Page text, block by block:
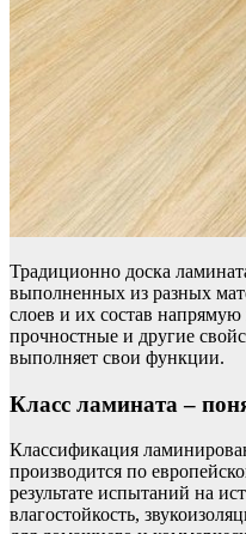
Традиционно доска
выполненных из разных
слоев и их состав
прочностные и другие
выполняет свои функции.
Класс ламината –
Классификация
производится по
результате испытаний на
влагостойкость,